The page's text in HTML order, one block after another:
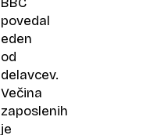
povedal
eden
od
delavcev.
Večina
zaposlenih
je